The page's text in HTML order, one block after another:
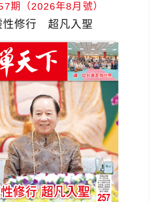
期（2026年8月號）
性修行 超凡入聖